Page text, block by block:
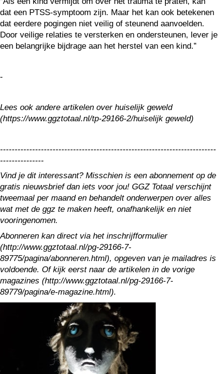
dat een PTSS-symptoom zijn. Maar het kan ook betekenen
dat eerdere pogingen niet veilig of steunend aanvoelden.
Door veilige relaties te versterken en ondersteunen, lever je
een belangrijke bijdrage aan het herstel van een kind.”
-
Lees ook andere artikelen over huiselijk geweld
(https://www.ggztotaal.nl/tp-29166-2/huiselijk geweld)
--------------------------------------------------------------------------
---------------
Vind je dit interessant? Misschien is een abonnement op de
gratis nieuwsbrief dan iets voor jou! GGZ Totaal verschijnt
tweemaal per maand en behandelt onderwerpen over alles
wat met de ggz te maken heeft, onafhankelijk en niet
vooringenomen.
Abonneren kan direct via het inschrijfformulier
(http://www.ggztotaal.nl/pg-29166-7-
89775/pagina/abonneren.html), opgeven van je mailadres is
voldoende. Of kijk eerst naar de artikelen in de vorige
magazines (http://www.ggztotaal.nl/pg-29166-7-
89779/pagina/e-magazine.html).